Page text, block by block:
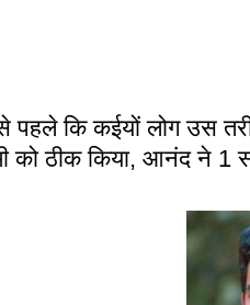
पहले कि कईयों लोग उस
को ठीक किया, आनंद ने